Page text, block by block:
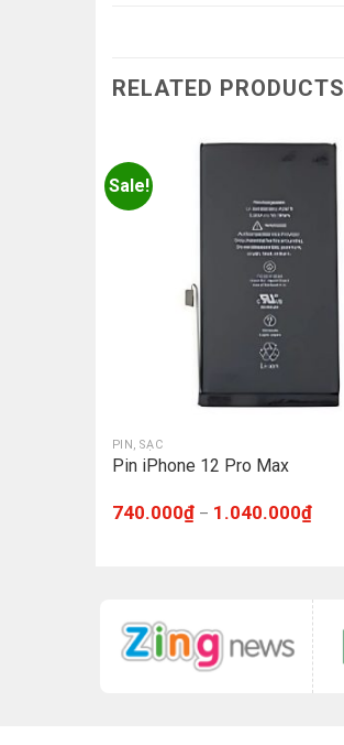
RELATED PRODUCTS
Sale!
PIN, SẠC
Pin iPhone 12 Pro Max
740.000₫– 1.040.000₫